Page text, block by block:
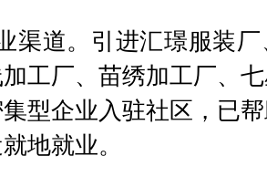
渠道。引进汇璟服装
工厂、苗绣加工厂、
型企业入驻社区，已
地就业。